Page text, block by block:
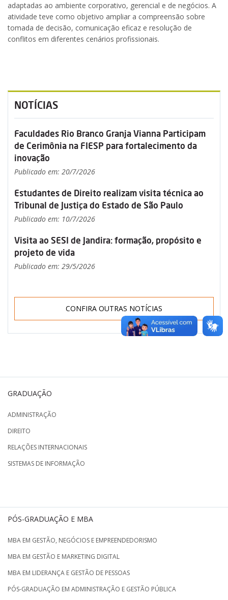
adaptadas ao ambiente corporativo, gerencial e de negócios. A
atividade teve como objetivo ampliar a compreensão sobre
tomada de decisão, comunicação eficaz e resolução de
conflitos em diferentes cenários profissionais.
NOTÍCIAS
Faculdades Rio Branco Granja Vianna Participam
de Cerimônia na FIESP para fortalecimento da
inovação
Publicado em: 20/7/2026
Estudantes de Direito realizam visita técnica ao
Tribunal de Justiça do Estado de São Paulo
Publicado em: 10/7/2026
Visita ao SESI de Jandira: formação, propósito e
projeto de vida
Publicado em: 29/5/2026
CONFIRA OUTRAS NOTÍCIAS
GRADUAÇÃO
ADMINISTRAÇÃO
DIREITO
RELAÇÕES INTERNACIONAIS
SISTEMAS DE INFORMAÇÃO
PÓS-GRADUAÇÃO E MBA
MBA EM GESTÃO, NEGÓCIOS E EMPREENDEDORISMO
MBA EM GESTÃO E MARKETING DIGITAL
MBA EM LIDERANÇA E GESTÃO DE PESSOAS
PÓS-GRADUAÇÃO EM ADMINISTRAÇÃO E GESTÃO PÚBLICA